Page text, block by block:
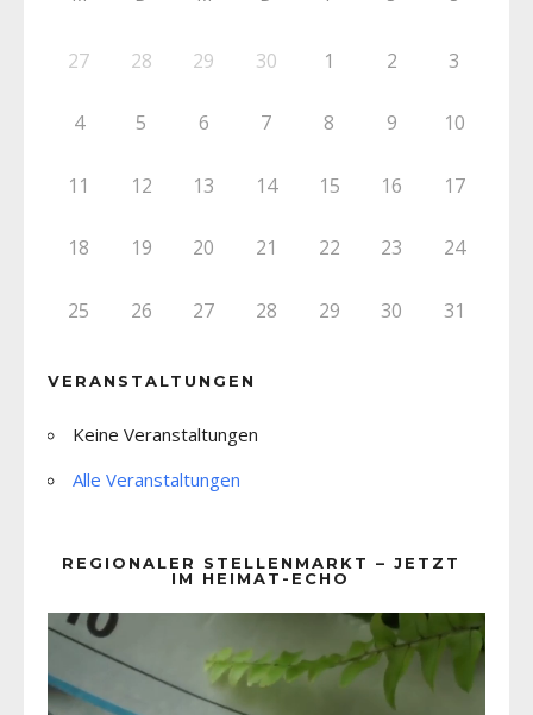
27 28 29 30 1 2 3
4 5 6 7 8 9 10
11 12 13 14 15 16 17
18 19 20 21 22 23 24
25 26 27 28 29 30 31
VERANSTALTUNGEN
Keine Veranstaltungen
Alle Veranstaltungen
REGIONALER STELLENMARKT – JETZT
IM HEIMAT-ECHO
Player